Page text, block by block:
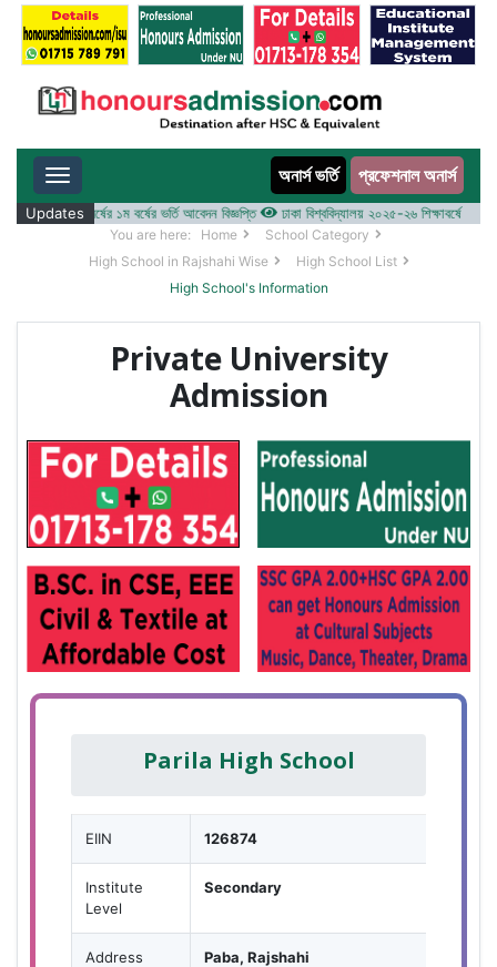
Toggle navigation অনার্স ভর্তি প্রফেশনাল অনার্স
Updates
২৬ শিক্ষাবর্ষের ১ম বর্ষের ভর্তি আবেদন বিজ্ঞপ্তি ঢাকা বিশ্ববিদ্যালয় ২০২৫-২৬ শিক্ষাবর্ষে
You are here: Home
School Category
High School in Rajshahi Wise
High School List
High School's Information
Private University
Admission
Parila High School
EIIN 126874
Institute
Level
Secondary
Address Paba, Rajshahi